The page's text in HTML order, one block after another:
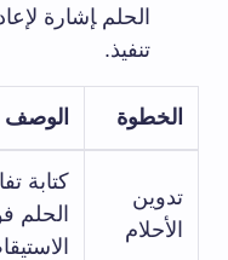
الحلم ‍إشارة
تنفيذ.
الخطوة الوصف
تدوين
الأحلام
كتابة
الحلم